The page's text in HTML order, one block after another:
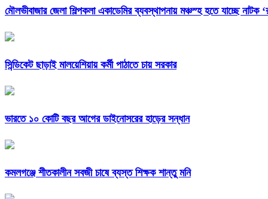
মৌলভীবাজার জেলা শিল্পকলা একাডেমির ব্যবস্থাপনায় মঞ্চস্হ হতে যাচ্ছে
সিন্ডিকেট ছাড়াই মালয়েশিয়ায় কর্মী পাঠাতে চায় সরকার
ভারতে ১০ কোটি বছর আগের ডাইনোসরের হাড়ের সন্ধান
কমলগঞ্জে শীতকালীন সবজী চাষে ব্যস্ত শিক্ষক শান্তু মনি